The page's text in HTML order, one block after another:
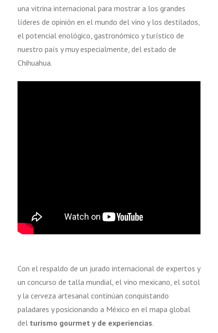
una vitrina internacional para mostrar a los grandes
líderes de opinión en el mundo del vino y los destilados,
el potencial enológico, gastronómico y turístico de
nuestro país y muy especialmente, del estado de
Chihuahua.
Con el respaldo de un jurado internacional de expertos y
un concurso de talla mundial, el vino mexicano, el sotol
y la cerveza artesanal continúan conquistando
paladares y posicionando a México en el mapa global
del turismo gourmet y de experiencias.